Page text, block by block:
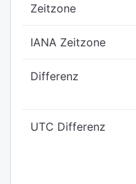
Zeitzone
IANA Zeitzone
Differenz
UTC Differenz